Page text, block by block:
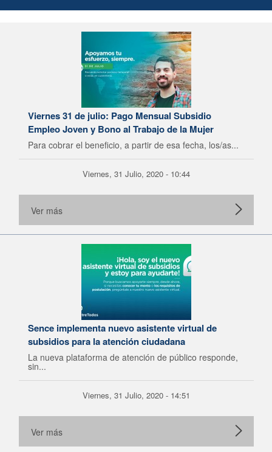
Viernes 31 de julio: Pago Mensual Subsidio
Empleo Joven y Bono al Trabajo de la Mujer
Para cobrar el beneficio, a partir de esa fecha, los/as...
Viernes, 31 Julio, 2020 - 10:44
Ver más
Sence implementa nuevo asistente virtual de
subsidios para la atención ciudadana
La nueva plataforma de atención de público responde,
sin...
Viernes, 31 Julio, 2020 - 14:51
Ver más